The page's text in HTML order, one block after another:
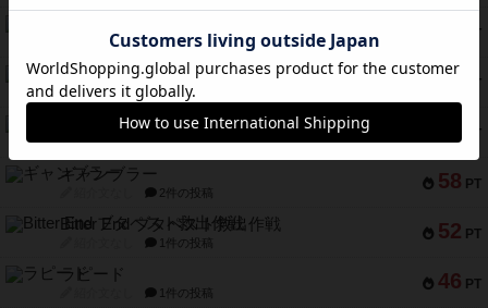
PT
紹介文なし 1件の投稿
60 PT
スペクタキュラー
紹介文なし 1件の投稿
PT
スモールワールド
紹介文あり 13件の投稿
58 PT
ギャンブラー
2件の投稿
52 PT
Bitter End ブタペスト救出作戦
1件の投稿
46 PT
ラピード
1件の投稿